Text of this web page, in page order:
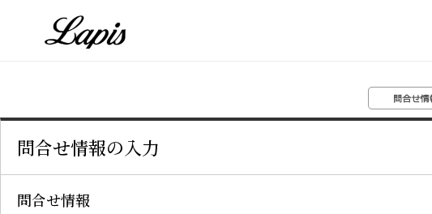
問合せ情報の入力
問合せ情報